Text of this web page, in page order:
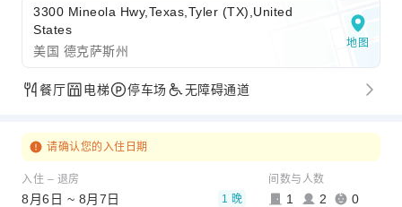
3300 Mineola Hwy,Texas,Tyler (TX),United
States
美国 德克萨斯州
地图
餐厅 电梯 停车场 无障碍通道
请确认您的入住日期
入住 – 退房
8月6日 ~ 8月7日 1 晚
间数与人数
1 2 0